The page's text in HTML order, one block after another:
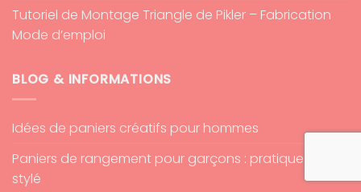
Tutoriel de Montage Triangle de Pikler – Fabrication
Mode d’emploi
BLOG & INFORMATIONS
Idées de paniers créatifs pour hommes
Paniers de rangement pour garçons : pratique et
stylé